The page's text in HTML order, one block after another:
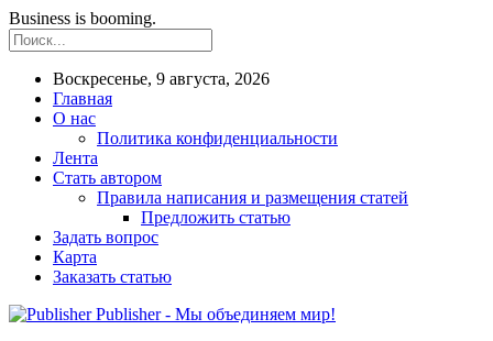
Business is booming.
Воскресенье, 9 августа, 2026
Главная
О нас
Политика конфиденциальности
Лента
Стать автором
Правила написания и размещения статей
Предложить статью
Задать вопрос
Карта
Заказать статью
Publisher - Мы объединяем мир!